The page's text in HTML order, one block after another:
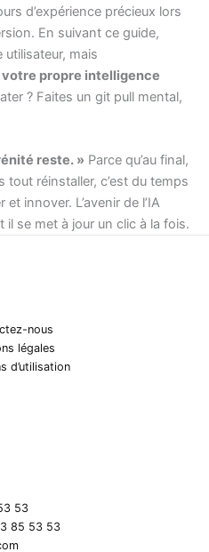
d’expérience précieux lors
En suivant ce guide,
mais
propre intelligence
? Faites un git pull mental,
reste. » Parce qu’au final,
réinstaller, c’est du temps
innover. L’avenir de l’IA
se met à jour un clic à la fois.
nous
légales
d’utilisation
53
85 53 53